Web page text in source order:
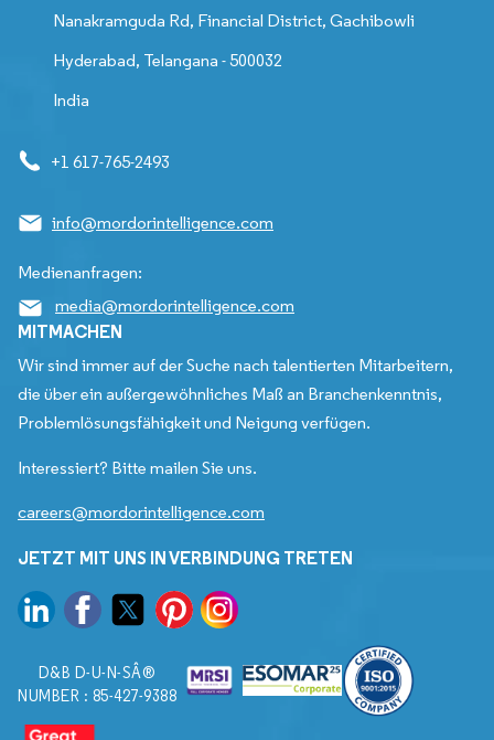
Nanakramguda Rd, Financial District, Gachibowli
Hyderabad, Telangana - 500032
India
+1 617-765-2493
info@mordorintelligence.com
Medienanfragen:
media@mordorintelligence.com
MITMACHEN
Wir sind immer auf der Suche nach talentierten Mitarbeitern,
die über ein außergewöhnliches Maß an Branchenkenntnis,
Problemlösungsfähigkeit und Neigung verfügen.
Interessiert? Bitte mailen Sie uns.
careers@mordorintelligence.com
JETZT MIT UNS IN VERBINDUNG TRETEN
D&B D-U-N-SÂ®
NUMBER : 85-427-9388